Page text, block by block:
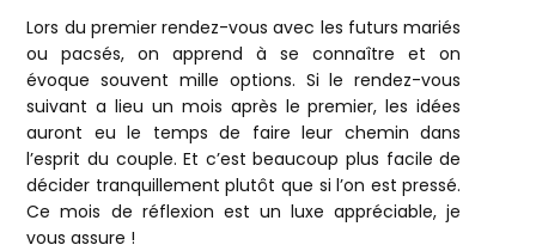
Lors du premier rendez-vous avec les futurs mariés
ou pacsés, on apprend à se connaître et on
évoque souvent mille options. Si le rendez-vous
suivant a lieu un mois après le premier, les idées
auront eu le temps de faire leur chemin dans
l’esprit du couple. Et c’est beaucoup plus facile de
décider tranquillement plutôt que si l’on est pressé.
Ce mois de réflexion est un luxe appréciable, je
vous assure !